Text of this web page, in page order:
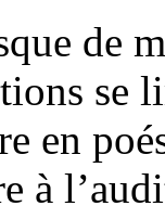
de
en
à